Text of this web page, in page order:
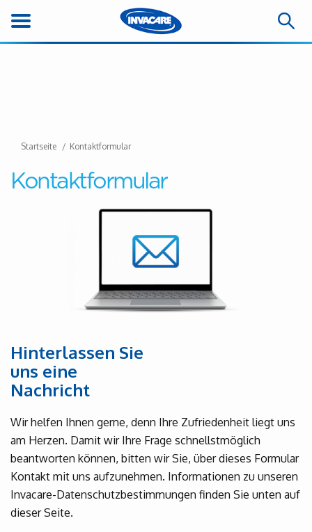
Startseite Kontaktformular
Kontaktformular
Hinterlassen Sie
uns eine
Nachricht
Wir helfen Ihnen gerne, denn Ihre Zufriedenheit liegt uns
am Herzen. Damit wir Ihre Frage schnellstmöglich
beantworten können, bitten wir Sie, über dieses Formular
Kontakt mit uns aufzunehmen. Informationen zu unseren
Invacare-Datenschutzbestimmungen finden Sie unten auf
dieser Seite.